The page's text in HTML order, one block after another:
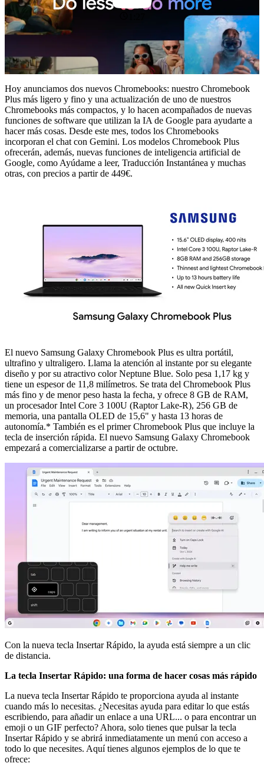
Hoy anunciamos dos nuevos Chromebooks: nuestro Chromebook
Plus más ligero y fino y una actualización de uno de nuestros
Chromebooks más compactos, y lo hacen acompañados de nuevas
funciones de software que utilizan la IA de Google para ayudarte a
hacer más cosas. Desde este mes, todos los Chromebooks
incorporan el chat con Gemini. Los modelos Chromebook Plus
ofrecerán, además, nuevas funciones de inteligencia artificial de
Google, como Ayúdame a leer, Traducción Instantánea y muchas
otras, con precios a partir de 449€.
El nuevo Samsung Galaxy Chromebook Plus es ultra portátil,
ultrafino y ultraligero. Llama la atención al instante por su elegante
diseño y por su atractivo color Neptune Blue. Solo pesa 1,17 kg y
tiene un espesor de 11,8 milímetros. Se trata del Chromebook Plus
más fino y de menor peso hasta la fecha, y ofrece 8 GB de RAM,
un procesador Intel Core 3 100U (Raptor Lake-R), 256 GB de
memoria, una pantalla OLED de 15,6" y hasta 13 horas de
autonomía.* También es el primer Chromebook Plus que incluye la
tecla de inserción rápida. El nuevo Samsung Galaxy Chromebook
empezará a comercializarse a partir de octubre.
Con la nueva tecla Insertar Rápido, la ayuda está siempre a un clic
de distancia.
La tecla Insertar Rápido: una forma de hacer cosas más rápido
La nueva tecla Insertar Rápido te proporciona ayuda al instante
cuando más lo necesitas. ¿Necesitas ayuda para editar lo que estás
escribiendo, para añadir un enlace a una URL... o para encontrar un
emoji o un GIF perfecto? Ahora, solo tienes que pulsar la tecla
Insertar Rápido y se abrirá inmediatamente un menú con acceso a
todo lo que necesites. Aquí tienes algunos ejemplos de lo que te
ofrece: